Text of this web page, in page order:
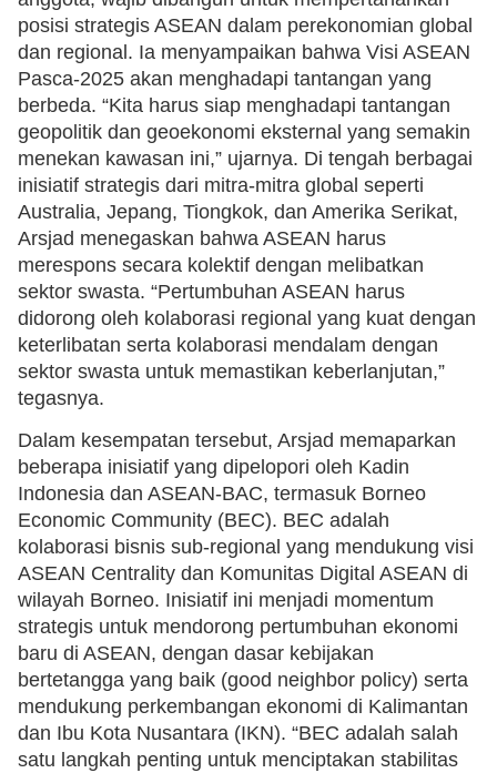
posisi strategis ASEAN dalam perekonomian global
dan regional. Ia menyampaikan bahwa Visi ASEAN
Pasca-2025 akan menghadapi tantangan yang
berbeda. “Kita harus siap menghadapi tantangan
geopolitik dan geoekonomi eksternal yang semakin
menekan kawasan ini,” ujarnya. Di tengah berbagai
inisiatif strategis dari mitra-mitra global seperti
Australia, Jepang, Tiongkok, dan Amerika Serikat,
Arsjad menegaskan bahwa ASEAN harus
merespons secara kolektif dengan melibatkan
sektor swasta. “Pertumbuhan ASEAN harus
didorong oleh kolaborasi regional yang kuat dengan
keterlibatan serta kolaborasi mendalam dengan
sektor swasta untuk memastikan keberlanjutan,”
tegasnya.
Dalam kesempatan tersebut, Arsjad memaparkan
beberapa inisiatif yang dipelopori oleh Kadin
Indonesia dan ASEAN-BAC, termasuk Borneo
Economic Community (BEC). BEC adalah
kolaborasi bisnis sub-regional yang mendukung visi
ASEAN Centrality dan Komunitas Digital ASEAN di
wilayah Borneo. Inisiatif ini menjadi momentum
strategis untuk mendorong pertumbuhan ekonomi
baru di ASEAN, dengan dasar kebijakan
bertetangga yang baik (good neighbor policy) serta
mendukung perkembangan ekonomi di Kalimantan
dan Ibu Kota Nusantara (IKN). “BEC adalah salah
satu langkah penting untuk menciptakan stabilitas